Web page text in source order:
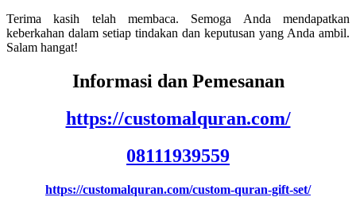
Terima kasih telah membaca. Semoga Anda mendapatkan
keberkahan dalam setiap tindakan dan keputusan yang Anda ambil.
Salam hangat!
Informasi dan Pemesanan
https://customalquran.com/
08111939559
https://customalquran.com/custom-quran-gift-set/